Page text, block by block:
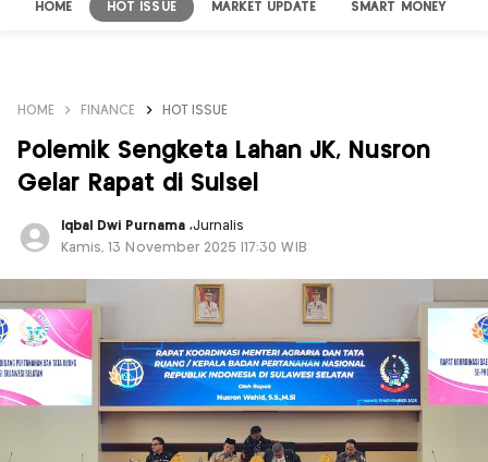
HOME HOT ISSUE MARKET UPDATE SMART MONEY
HOME FINANCE HOT ISSUE
Polemik Sengketa Lahan JK, Nusron
Gelar Rapat di Sulsel
Iqbal Dwi Purnama ,Jurnalis
Kamis, 13 November 2025 |17:30 WIB